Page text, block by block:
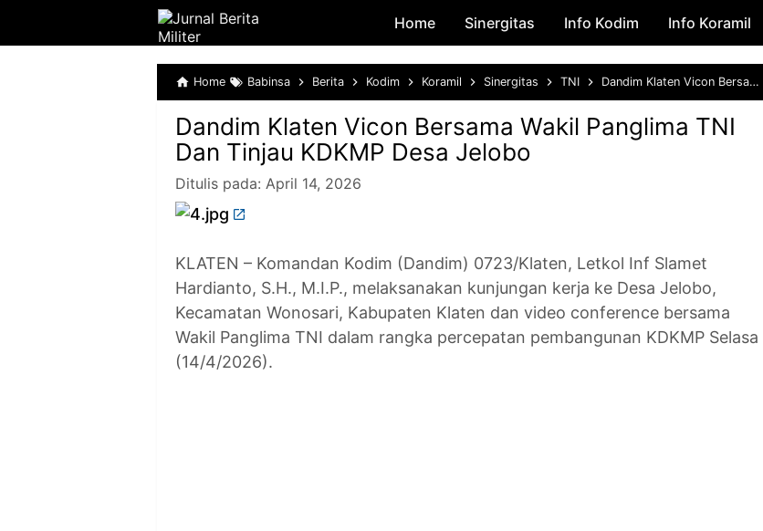
Skip to main content
Home Sinergitas Info Kodim Info Koramil
Home Babinsa Berita Kodim Koramil Sinergitas TNI Dandim Klaten Vicon Bersama Wakil Panglima TNI Dan Tinjau KDKMP Desa Jelobo
Dandim Klaten Vicon Bersama Wakil Panglima TNI
Dan Tinjau KDKMP Desa Jelobo
Ditulis pada: April 14, 2026
KLATEN – Komandan Kodim (Dandim) 0723/Klaten, Letkol Inf Slamet
Hardianto, S.H., M.I.P., melaksanakan kunjungan kerja ke Desa Jelobo,
Kecamatan Wonosari, Kabupaten Klaten dan video conference bersama
Wakil Panglima TNI dalam rangka percepatan pembangunan KDKMP Selasa
(14/4/2026).